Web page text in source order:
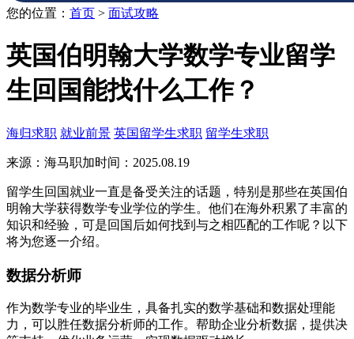
您的位置： 首页 > 面试攻略
英国伯明翰大学数学专业留学
生回国能找什么工作？​
海归求职 就业前景 英国留学生求职 留学生求职
来源：海马职加时间：2025.08.19
留学生回国就业一直是备受关注的话题，特别是那些在英国伯
明翰大学获得数学专业学位的学生。他们在海外积累了丰富的
知识和经验，可是回国后如何找到与之相匹配的工作呢？以下
将为您逐一介绍。
数据分析师
作为数学专业的毕业生，具备扎实的数学基础和数据处理能
力，可以胜任数据分析师的工作。帮助企业分析数据，提供决